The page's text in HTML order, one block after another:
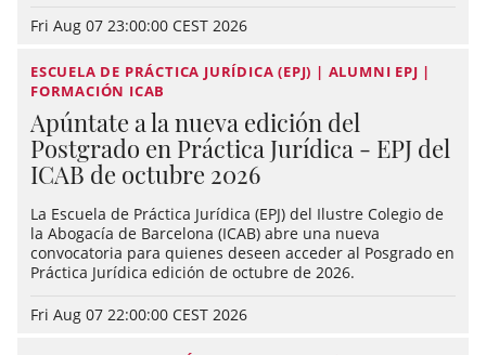
Fri Aug 07 23:00:00 CEST 2026
ESCUELA DE PRÁCTICA JURÍDICA (EPJ) | ALUMNI EPJ |
FORMACIÓN ICAB
Apúntate a la nueva edición del
Postgrado en Práctica Jurídica - EPJ del
ICAB de octubre 2026
La Escuela de Práctica Jurídica (EPJ) del Ilustre Colegio de
la Abogacía de Barcelona (ICAB) abre una nueva
convocatoria para quienes deseen acceder al Posgrado en
Práctica Jurídica edición de octubre de 2026.
Fri Aug 07 22:00:00 CEST 2026